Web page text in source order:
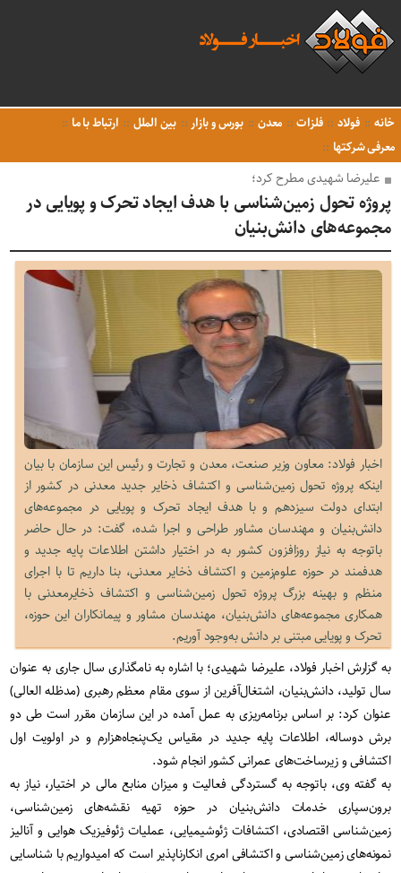
خانه فولاد فلزات معدن بورس و بازار بین الملل
ارتباط با ما
معرفی شرکتها
علیرضا شهیدی مطرح کرد؛
پروژه تحول زمین‌شناسی با هدف ایجاد تحرک و پویایی در
مجموعه‌های دانش‌بنیان
اخبار فولاد: معاون وزیر صنعت، معدن و تجارت و رئیس این سازمان با بیان
اینکه پروژه تحول زمین‌شناسی و اکتشاف ذخایر جدید معدنی در کشور از
ابتدای دولت سیزدهم و با هدف ایجاد تحرک و پویایی در مجموعه‌های
دانش‌بنیان و مهندسان مشاور طراحی و اجرا شده، گفت: در حال حاضر
باتوجه به نیاز روزافزون کشور به در اختیار داشتن اطلاعات پایه جدید و
هدفمند در حوزه علوم‌زمین و اکتشاف ذخایر معدنی، بنا داریم تا با اجرای
منظم و بهینه بزرگ پروژه تحول زمین‌شناسی و اکتشاف ذخایرمعدنی با
همکاری مجموعه‌های دانش‌بنیان، مهندسان مشاور و پیمانکاران این حوزه،
تحرک و پویایی مبتنی بر دانش به‌وجود آوریم.
به گزارش اخبار فولاد، علیرضا شهیدی؛ با اشاره به نامگذاری سال جاری به عنوان
سال تولید، دانش‌بنیان، اشتغال‌آفرین از سوی مقام معظم رهبری (مدظله العالی)
عنوان کرد: بر اساس برنامه‌ریزی به عمل آمده در این سازمان مقرر است طی دو
برش دوساله، اطلاعات پایه جدید در مقیاس یک‌پنجاه‌هزارم و در اولویت اول
اکتشافی و زیرساخت‌های عمرانی کشور انجام شود.
به گفته وی، باتوجه به گستردگی فعالیت و میزان منابع مالی در اختیار، نیاز به
برون‌سپاری خدمات دانش‌بنیان در حوزه تهیه نقشه‌های زمین‌شناسی،
زمین‌شناسی اقتصادی، اکتشافات ژئوشیمیایی، عملیات ژئوفیزیک هوایی و آنالیز
نمونه‌های زمین‌شناسی و اکتشافی امری انکارناپذیر است که امیدواریم با شناسایی